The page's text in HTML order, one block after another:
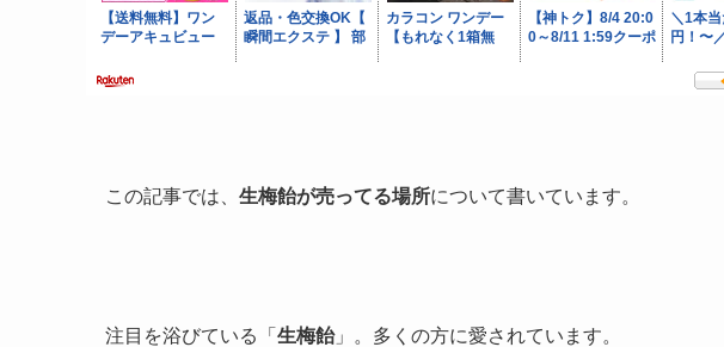
この記事では、 生梅飴が売ってる場所について書いています。
注目を浴びている「 生梅飴」。多くの方に愛されています。